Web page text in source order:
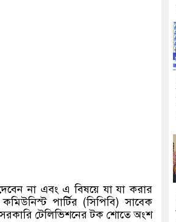
দেবেন না এবং এ বিষয়ে যা যা করার
পার্টির(সিপিবি)সাবেক
টেলিভিশনের টক শোতে অংশ